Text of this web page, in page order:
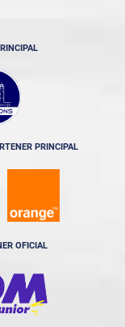
PRINCIPAL
OFICIAL